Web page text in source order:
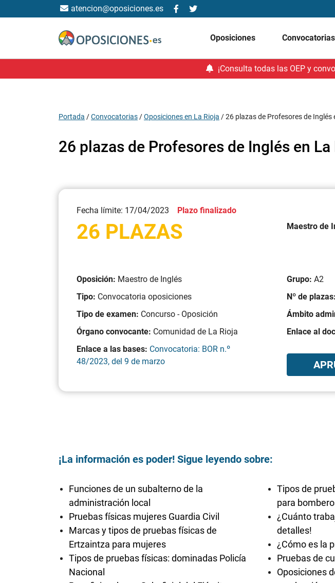
atencion@oposiciones.es
Oposiciones Convocatorias
¡Consulta todas las OEP y
Portada /Convocatorias /Oposiciones en La Rioja /26 plazas de Profesores de Inglés
26 plazas de Profesores de Inglés en La
Fecha límite: 17/04/2023 Plazo finalizado
26 PLAZAS Maestro de
Oposición: Maestro de Inglés
Tipo: Convocatoria oposiciones
Tipo de examen: Concurso - Oposición
Órgano convocante: Comunidad de La Rioja
Enlace a las bases: Convocatoria: BOR n.º
48/2023, del 9 de marzo
Grupo: A2
Nº de plazas:
Ámbito
Enlace al
¡La información es poder! Sigue leyendo sobre:
Funciones de un subalterno de la
administración local
Pruebas físicas mujeres Guardia Civil
Marcas y tipos de pruebas físicas de
Ertzaintza para mujeres
Tipos de pruebas físicas: dominadas Policía
Nacional
Tipos de
para
¿Cuánto
detalles!
¿Cómo es la
Pruebas de
Oposiciones